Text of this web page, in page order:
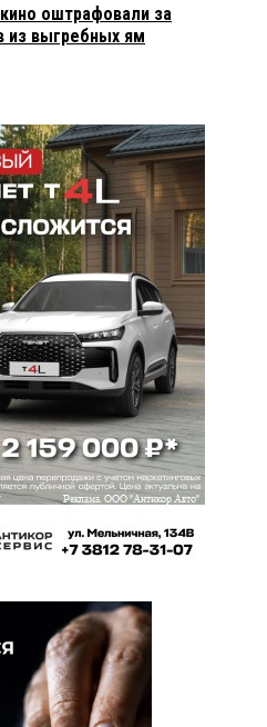
оштрафовали за
из выгребных ям